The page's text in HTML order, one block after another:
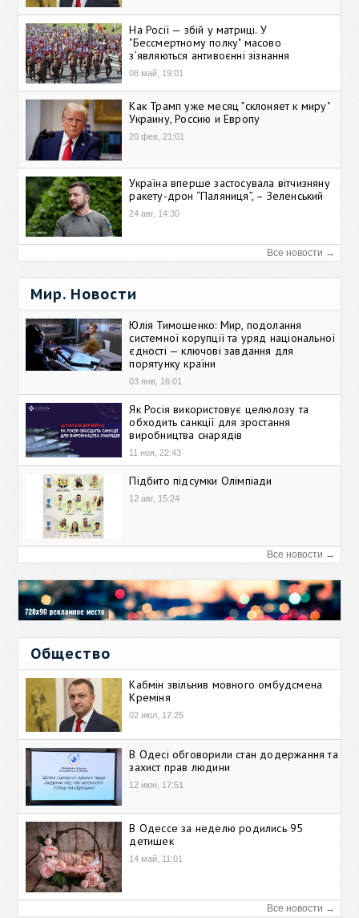
На Росії — збій у матриці. У
"Бессмертному полку" масово
зʼявляються антивоєнні зізнання
08 май, 19:01
Как Трамп уже месяц "склоняет к миру"
Украину, Россию и Европу
20 фев, 21:01
Україна вперше застосувала вітчизняну
ракету-дрон “Паляниця”, – Зеленський
24 авг, 14:30
Все новости →
Мир. Новости
Юлія Тимошенко: Мир, подолання
системної корупції та уряд національної
єдності — ключові завдання для
порятунку країни
03 янв, 16:01
Як Росія використовує целюлозу та
обходить санкції для зростання
виробництва снарядів
11 ноя, 22:43
Підбито підсумки Олімпіади
12 авг, 15:24
Все новости →
Общество
Кабмін звільнив мовного омбудсмена
Креміня
02 июл, 17:25
В Одесі обговорили стан додержання та
захист прав людини
12 июн, 17:51
В Одессе за неделю родились 95
детишек
14 май, 11:01
Все новости →